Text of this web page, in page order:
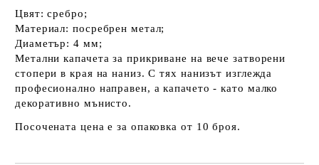
Цвят: сребро;
Материал: посребрен метал;
Диаметър: 4 мм;
Метални капачета за прикриване на вече затворени
стопери в края на наниз. С тях нанизът изглежда
професионално направен, а капачето - като малко
декоративно мънисто.
Посочената цена е за опаковка от 10 броя.